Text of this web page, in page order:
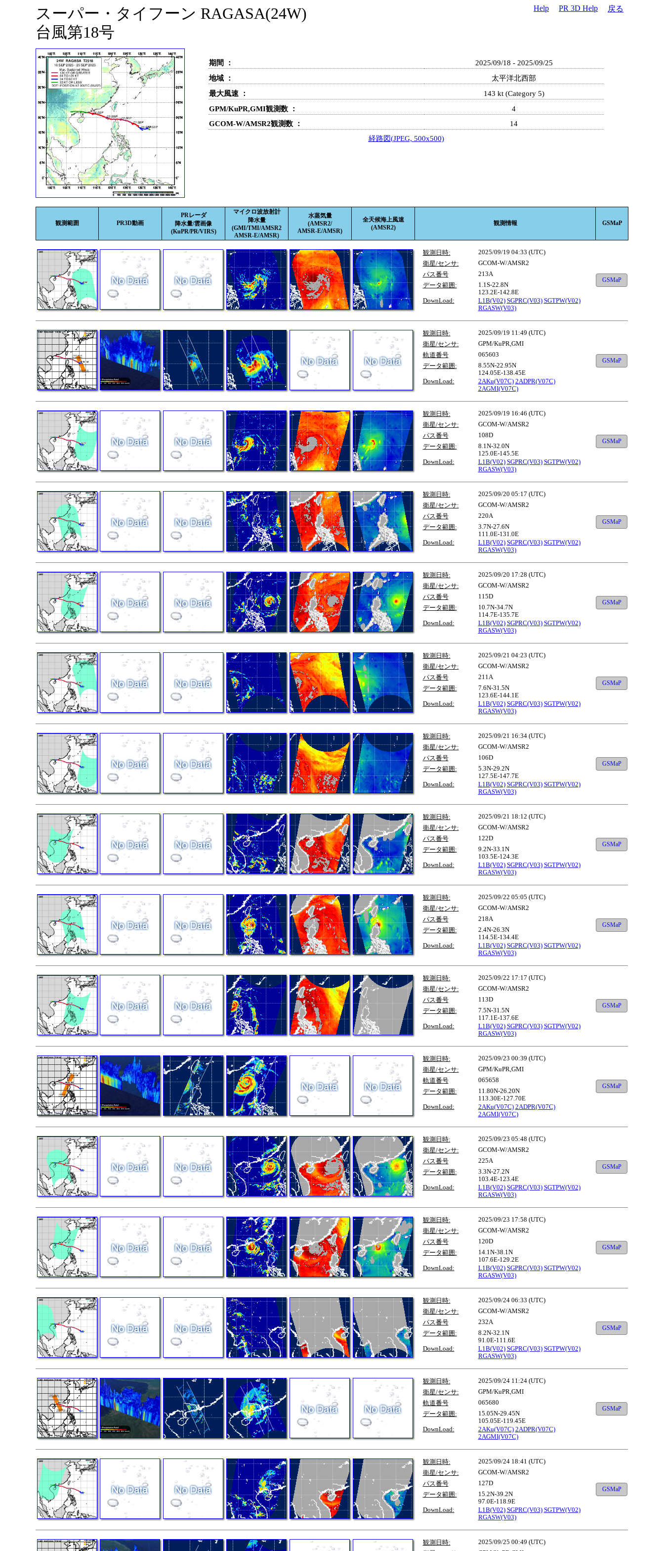
スーパー・タイフーン RAGASA(24W)
台風第18号
Help PR 3D Help 戻る
期間 ：
2025/09/18 - 2025/09/25
地域 ：
太平洋北西部
最大風速 ：
143 kt (Category 5)
GPM/KuPR,GMI観測数 ：
4
GCOM-W/AMSR2観測数 ：
14
経路図(JPEG, 500x500)
観測範囲 PR3D動画
PRレーダ
降水量/雲画像
(KuPR/PR/VIRS)
マイクロ波放射計
降水量
(GMI/TMI/AMSR2
AMSR-E/AMSR)
水蒸気量
(AMSR2/
AMSR-E/AMSR)
全天候海上風速
(AMSR2)
観測情報 GSMaP
観測日時:
2025/09/19 04:33 (UTC)
衛星/センサ:
GCOM-W/AMSR2
パス番号
213A
データ範囲:
1.1S-22.8N
123.2E-142.8E
DownLoad:
L1B(V02) SGPRC(V03) SGTPW(V02)
RGASW(V03)
GSMaP
観測日時:
2025/09/19 11:49 (UTC)
衛星/センサ:
GPM/KuPR,GMI
軌道番号
065603
データ範囲:
8.55N-22.95N
124.05E-138.45E
DownLoad:
2AKu(V07C) 2ADPR(V07C)
2AGMI(V07C)
GSMaP
観測日時:
2025/09/19 16:46 (UTC)
衛星/センサ:
GCOM-W/AMSR2
パス番号
108D
データ範囲:
8.1N-32.0N
125.0E-145.5E
DownLoad:
L1B(V02) SGPRC(V03) SGTPW(V02)
RGASW(V03)
GSMaP
観測日時:
2025/09/20 05:17 (UTC)
衛星/センサ:
GCOM-W/AMSR2
パス番号
220A
データ範囲:
3.7N-27.6N
111.0E-131.0E
DownLoad:
L1B(V02) SGPRC(V03) SGTPW(V02)
RGASW(V03)
GSMaP
観測日時:
2025/09/20 17:28 (UTC)
衛星/センサ:
GCOM-W/AMSR2
パス番号
115D
データ範囲:
10.7N-34.7N
114.7E-135.7E
DownLoad:
L1B(V02) SGPRC(V03) SGTPW(V02)
RGASW(V03)
GSMaP
観測日時:
2025/09/21 04:23 (UTC)
衛星/センサ:
GCOM-W/AMSR2
パス番号
211A
データ範囲:
7.6N-31.5N
123.6E-144.1E
DownLoad:
L1B(V02) SGPRC(V03) SGTPW(V02)
RGASW(V03)
GSMaP
観測日時:
2025/09/21 16:34 (UTC)
衛星/センサ:
GCOM-W/AMSR2
パス番号
106D
データ範囲:
5.3N-29.2N
127.5E-147.7E
DownLoad:
L1B(V02) SGPRC(V03) SGTPW(V02)
RGASW(V03)
GSMaP
観測日時:
2025/09/21 18:12 (UTC)
衛星/センサ:
GCOM-W/AMSR2
パス番号
122D
データ範囲:
9.2N-33.1N
103.5E-124.3E
DownLoad:
L1B(V02) SGPRC(V03) SGTPW(V02)
RGASW(V03)
GSMaP
観測日時:
2025/09/22 05:05 (UTC)
衛星/センサ:
GCOM-W/AMSR2
パス番号
218A
データ範囲:
2.4N-26.3N
114.5E-134.4E
DownLoad:
L1B(V02) SGPRC(V03) SGTPW(V02)
RGASW(V03)
GSMaP
観測日時:
2025/09/22 17:17 (UTC)
衛星/センサ:
GCOM-W/AMSR2
パス番号
113D
データ範囲:
7.5N-31.5N
117.1E-137.6E
DownLoad:
L1B(V02) SGPRC(V03) SGTPW(V02)
RGASW(V03)
GSMaP
観測日時:
2025/09/23 00:39 (UTC)
衛星/センサ:
GPM/KuPR,GMI
軌道番号
065658
データ範囲:
11.80N-26.20N
113.30E-127.70E
DownLoad:
2AKu(V07C) 2ADPR(V07C)
2AGMI(V07C)
GSMaP
観測日時:
2025/09/23 05:48 (UTC)
衛星/センサ:
GCOM-W/AMSR2
パス番号
225A
データ範囲:
3.3N-27.2N
103.4E-123.4E
DownLoad:
L1B(V02) SGPRC(V03) SGTPW(V02)
RGASW(V03)
GSMaP
観測日時:
2025/09/23 17:58 (UTC)
衛星/センサ:
GCOM-W/AMSR2
パス番号
120D
データ範囲:
14.1N-38.1N
107.6E-129.2E
DownLoad:
L1B(V02) SGPRC(V03) SGTPW(V02)
RGASW(V03)
GSMaP
観測日時:
2025/09/24 06:33 (UTC)
衛星/センサ:
GCOM-W/AMSR2
パス番号
232A
データ範囲:
8.2N-32.1N
91.0E-111.6E
DownLoad:
L1B(V02) SGPRC(V03) SGTPW(V02)
RGASW(V03)
GSMaP
観測日時:
2025/09/24 11:24 (UTC)
衛星/センサ:
GPM/KuPR,GMI
軌道番号
065680
データ範囲:
15.05N-29.45N
105.05E-119.45E
DownLoad:
2AKu(V07C) 2ADPR(V07C)
2AGMI(V07C)
GSMaP
観測日時:
2025/09/24 18:41 (UTC)
衛星/センサ:
GCOM-W/AMSR2
パス番号
127D
データ範囲:
15.2N-39.2N
97.0E-118.9E
DownLoad:
L1B(V02) SGPRC(V03) SGTPW(V02)
RGASW(V03)
GSMaP
観測日時:
2025/09/25 00:49 (UTC)